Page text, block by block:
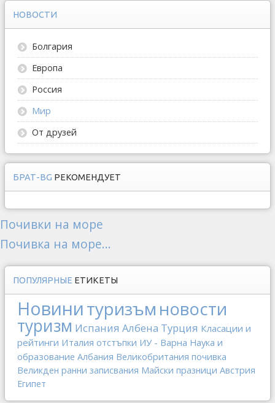
НОВОСТИ
Болгария
Европа
Россия
Мир
От друзей
БРАТ-BG РЕКОМЕНДУЕТ
Почивки на море
Почивка на море...
ПОПУЛЯРНЫЕ ЕТИКЕТЫ
Новинитуризъм новости
туризм Испания Албена Турция Класации и
рейтинги Италия отстъпки ИУ - Варна Наука и
образование Албания Великобритания почивка
Великден ранни записвания Майски празници Австрия
Египет